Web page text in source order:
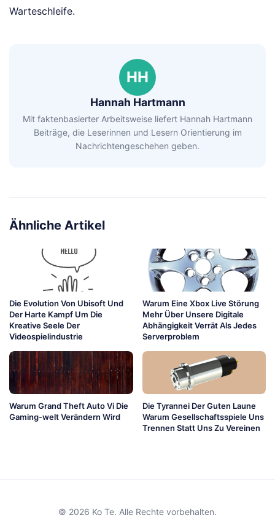
Warteschleife.
HH
Hannah Hartmann
Mit faktenbasierter Arbeitsweise liefert Hannah Hartmann
Beiträge, die Leserinnen und Lesern Orientierung im
Nachrichtengeschehen geben.
Ähnliche Artikel
Die Evolution Von Ubisoft Und
Der Harte Kampf Um Die
Kreative Seele Der
Videospielindustrie
Warum Eine Xbox Live Störung
Mehr Über Unsere Digitale
Abhängigkeit Verrät Als Jedes
Serverproblem
Warum Grand Theft Auto Vi Die
Gaming-welt Verändern Wird
Die Tyrannei Der Guten Laune
Warum Gesellschaftsspiele Uns
Trennen Statt Uns Zu Vereinen
© 2026 Ko Te. Alle Rechte vorbehalten.